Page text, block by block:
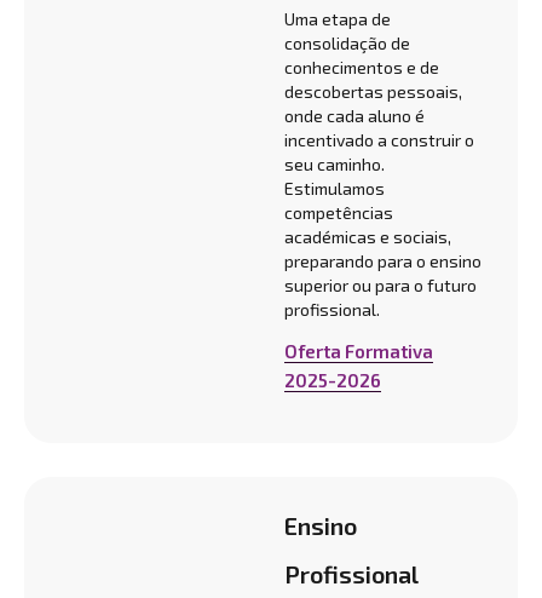
Uma etapa de
consolidação de
conhecimentos e de
descobertas pessoais,
onde cada aluno é
incentivado a construir o
seu caminho.
Estimulamos
competências
académicas e sociais,
preparando para o ensino
superior ou para o futuro
profissional.
Oferta Formativa
2025-2026
Ensino
Profissional